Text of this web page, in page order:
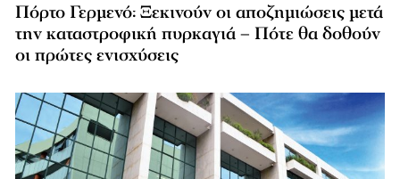
Πόρτο Γερμενό: Ξεκινούν οι αποζημιώσεις μετά
την καταστροφική πυρκαγιά – Πότε θα δοθούν
οι πρώτες ενισχύσεις